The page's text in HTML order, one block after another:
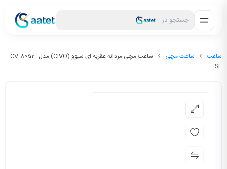
جستجو در
ساعت ساعت مچی
ساعت مچی مردانه عقربه ای سیوو (CIVO) مدل CV-8052-
SL